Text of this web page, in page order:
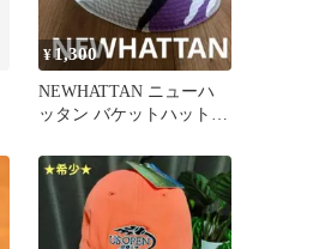
¥1,300
NEWHATTAN ニューハ
ッタン バケットハット